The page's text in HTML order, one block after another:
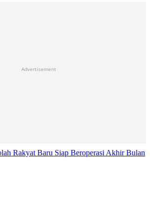
Advertisement
Rakyat Baru Siap Beroperasi Akhir Bulan